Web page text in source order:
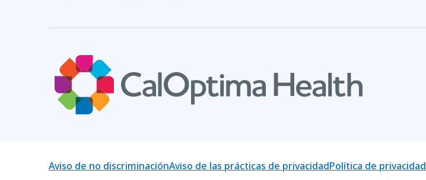
Aviso de no discriminaciónAviso de las prácticas de privacidadPolítica de privacidad